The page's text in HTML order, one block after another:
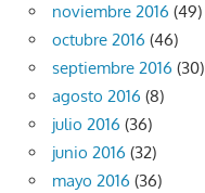
noviembre 2016 (49)
octubre 2016 (46)
septiembre 2016 (30)
agosto 2016 (8)
julio 2016 (36)
junio 2016 (32)
mayo 2016 (36)